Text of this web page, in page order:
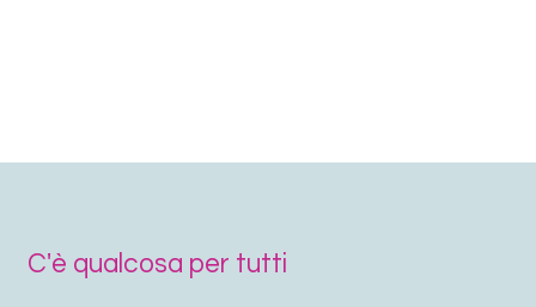
C'è qualcosa per tutti